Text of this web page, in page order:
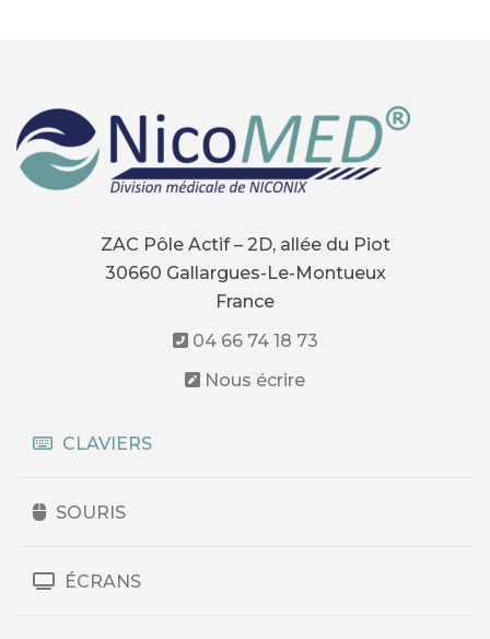
ZAC Pôle Actif – 2D, allée du Piot
30660 Gallargues-Le-Montueux
France
04 66 74 18 73
Nous écrire
CLAVIERS
SOURIS
ÉCRANS